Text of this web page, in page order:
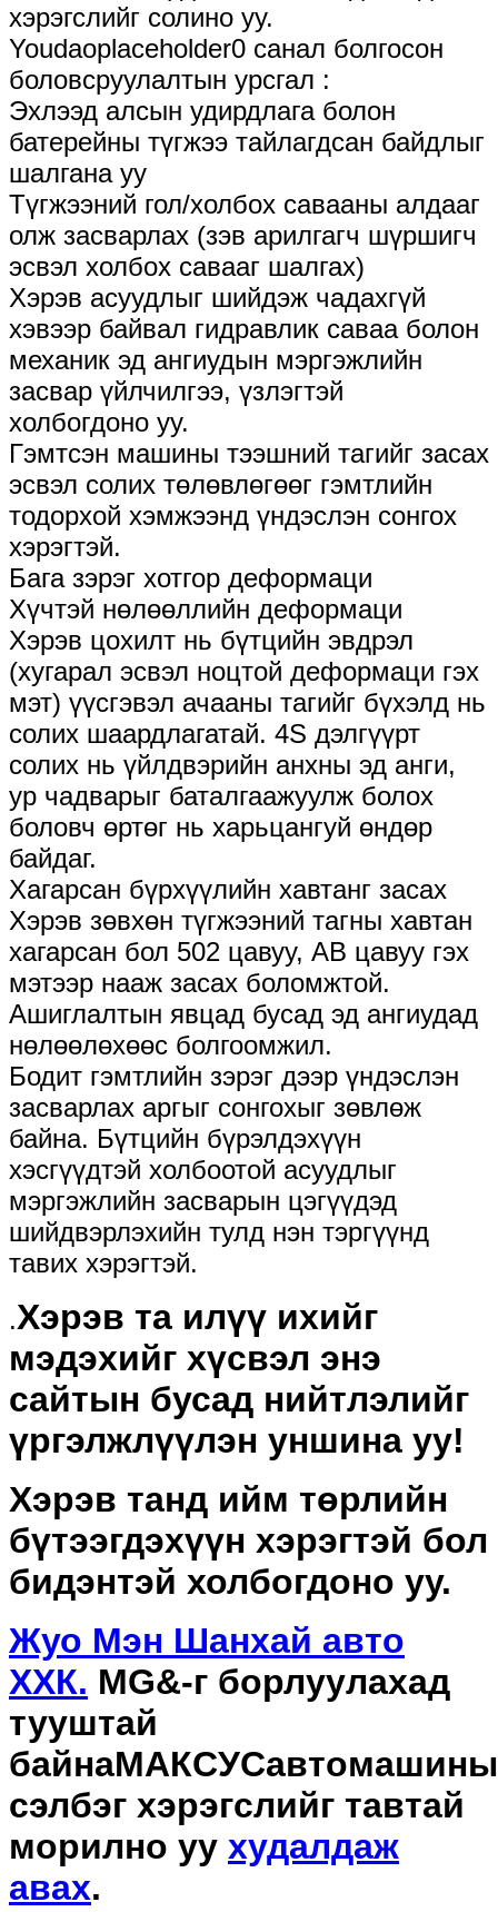
хэрэгслийг солино уу.
Youdaoplaceholder0 санал болгосон
боловсруулалтын урсгал ‌:
Эхлээд алсын удирдлага болон
батерейны түгжээ тайлагдсан байдлыг
шалгана уу
Түгжээний гол/холбох савааны алдааг
олж засварлах (зэв арилгагч шүршигч
эсвэл холбох савааг шалгах)
Хэрэв асуудлыг шийдэж чадахгүй
хэвээр байвал гидравлик саваа болон
механик эд ангиудын мэргэжлийн
засвар үйлчилгээ, үзлэгтэй
холбогдоно уу.
Гэмтсэн машины тээшний тагийг засах
эсвэл солих төлөвлөгөөг гэмтлийн
тодорхой хэмжээнд үндэслэн сонгох
хэрэгтэй.
Бага зэрэг хотгор деформаци
Хүчтэй нөлөөллийн деформаци
Хэрэв цохилт нь бүтцийн эвдрэл
(хугарал эсвэл ноцтой деформаци гэх
мэт) үүсгэвэл ачааны тагийг бүхэлд нь
солих шаардлагатай. 4S дэлгүүрт
солих нь үйлдвэрийн анхны эд анги,
ур чадварыг баталгаажуулж болох
боловч өртөг нь харьцангуй өндөр
байдаг.
Хагарсан бүрхүүлийн хавтанг засах
Хэрэв зөвхөн түгжээний тагны хавтан
хагарсан бол 502 цавуу, AB цавуу гэх
мэтээр нааж засах боломжтой.
Ашиглалтын явцад бусад эд ангиудад
нөлөөлөхөөс болгоомжил.
Бодит гэмтлийн зэрэг дээр үндэслэн
засварлах аргыг сонгохыг зөвлөж
байна. Бүтцийн бүрэлдэхүүн
хэсгүүдтэй холбоотой асуудлыг
мэргэжлийн засварын цэгүүдэд
шийдвэрлэхийн тулд нэн тэргүүнд
тавих хэрэгтэй.
.Хэрэв та илүү ихийг
мэдэхийг хүсвэл энэ
сайтын бусад нийтлэлийг
үргэлжлүүлэн уншина уу!
Хэрэв танд ийм төрлийн
бүтээгдэхүүн хэрэгтэй бол
бидэнтэй холбогдоно уу.
Жуо Мэн Шанхай авто
ХХК. MG&-г борлуулахад
тууштай
байнаМАКСУСавтомашины
сэлбэг хэрэгслийг тавтай
морилно уу худалдаж
авах.